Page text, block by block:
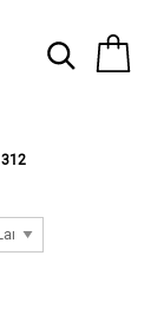
312